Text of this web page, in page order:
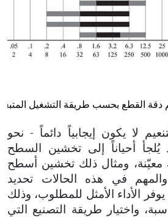
دقة القطع بحسب طريقة التشغيل
لا يكون إيجابياً دائماً - نحو
يُلجأ أحياناً إلى تخشين السطح
معيّنة، ومثال ذلك تخشين أسطح
في هذه الحالات تحديد
الأداء الأمثل للمطلوب، وذلك
واختيار طريقة التصنيع التي